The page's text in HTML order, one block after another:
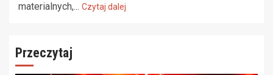
materialnych,... Czytaj dalej
Przeczytaj